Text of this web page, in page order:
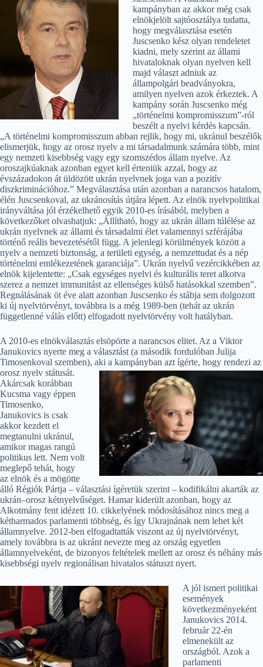
kampányban az akkor még csak
elnökjelölt sajtóosztálya tudatta,
hogy megválasztása esetén
Juscsenko kész olyan rendeletet
kiadni, mely szerint az állami
hivataloknak olyan nyelven kell
majd választ adniuk az
állampolgári beadványokra,
amilyen nyelven azok érkeztek. A
kampány során Juscsenko még
„történelmi kompromisszum”-ról
beszélt a nyelvi kérdés kapcsán.
„A történelmi kompromisszum abban rejlik, hogy mi, ukránul beszélők
elismerjük, hogy az orosz nyelv a mi társadalmunk számára több, mint
egy nemzeti kisebbség vagy egy szomszédos állam nyelve. Az
oroszajkúaknak azonban egyet kell érteniük azzal, hogy az
évszázadokon át üldözött ukrán nyelvnek joga van a pozitív
diszkriminációhoz.” Megválasztása után azonban a narancsos hatalom,
élén Juscsenkoval, az ukránosítás útjára lépett. Az elnök nyelvpolitikai
irányváltása jól érzékelhető egyik 2010-es írásából, melyben a
következőket olvashatjuk: „Állítható, hogy az ukrán állam túlélése az
ukrán nyelvnek az állami és társadalmi élet valamennyi szférájába
történő reális bevezetésétől függ. A jelenlegi körülmények között a
nyelv a nemzeti biztonság, a területi egység, a nemzettudat és a nép
történelmi emlékezetének garanciája”. Ukrán nyelvű vezércikkében az
elnök kijelentette: „Csak egységes nyelvi és kulturális teret alkotva
szerez a nemzet immunitást az ellenséges külső hatásokkal szemben”.
Regnálásának öt éve alatt azonban Juscsenko és stábja sem dolgozott
ki új nyelvtörvényt, továbbra is a még 1989-ben (tehát az ukrán
függetlenné válás előtt) elfogadott nyelvtörvény volt hatályban.
A 2010-es elnökválasztás elsöpörte a narancsos elitet. Az a Viktor
Janukovics nyerte meg a választást (a második fordulóban Julija
Timosenkoval szemben), aki a kampányban azt ígérte, hogy rendezi az
orosz nyelv státusát.
Akárcsak korábban
Kucsma vagy éppen
Timosenko,
Janukovics is csak
akkor kezdett el
megtanulni ukránul,
amikor magas rangú
politikus lett. Nem volt
meglepő tehát, hogy
az elnök és a mögötte
álló Régiók Pártja – választási ígéretük szerint – kodifikálni akarták az
ukrán–orosz kétnyelvűséget. Hamar kiderült azonban, hogy az
Alkotmány fent idézett 10. cikkelyének módosításához nincs meg a
kétharmados parlamenti többség, és így Ukrajnának nem lehet két
államnyelve. 2012-ben elfogadtatták viszont az új nyelvtörvényt,
amely továbbra is az ukránt nevezte meg az ország egyetlen
államnyelveként, de bizonyos feltételek mellett az orosz és néhány más
kisebbségi nyelv regionálisan hivatalos státuszt nyert.
A jól ismert politikai
események
következményeként
Janukovics 2014.
február 22-én
elmenekült az
országból. Azok a
parlamenti